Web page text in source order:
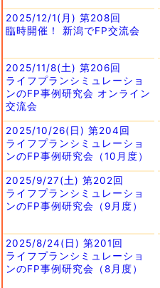
2025/12/1(月) 第208回
臨時開催！ 新潟でFP交流会
2025/11/8(土) 第206回
ライフプランシミュレーショ
ンのFP事例研究会 オンライン
交流会
2025/10/26(日) 第204回
ライフプランシミュレーショ
ンのFP事例研究会（10月度）
2025/9/27(土) 第202回
ライフプランシミュレーショ
ンのFP事例研究会（9月度）
2025/8/24(日) 第201回
ライフプランシミュレーショ
ンのFP事例研究会（8月度）